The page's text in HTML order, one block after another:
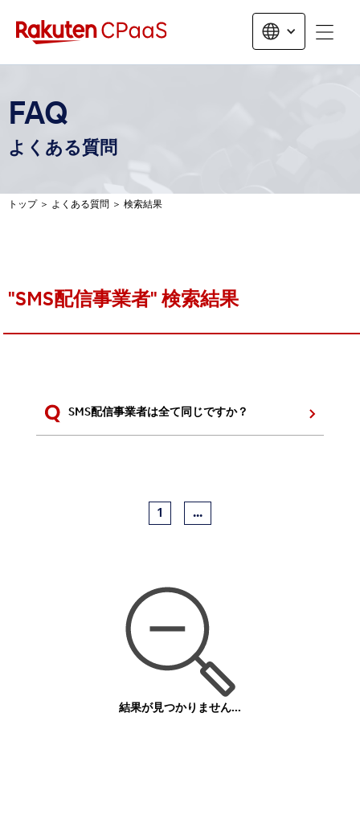
無料トライアルお申し込み
FAQ
よくある質問
トップ ＞ よくある質問 ＞ 検索結果
"SMS配信事業者" 検索結果
SMS配信事業者は全て同じですか？
1 ...
結果が見つかりません...